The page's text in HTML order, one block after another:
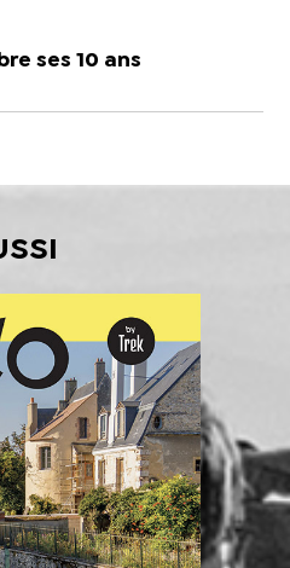
ses 10 ans